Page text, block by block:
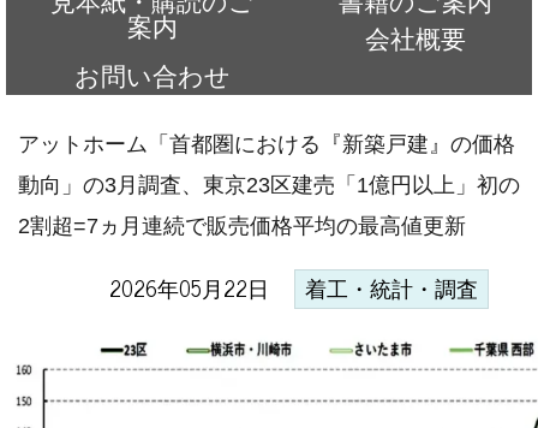
案内
会社概要
お問い合わせ
アットホーム「首都圏における『新築戸建』の価格
動向」の3月調査、東京23区建売「1億円以上」初の
2割超=7ヵ月連続で販売価格平均の最高値更新
2026年05月22日 着工・統計・調査